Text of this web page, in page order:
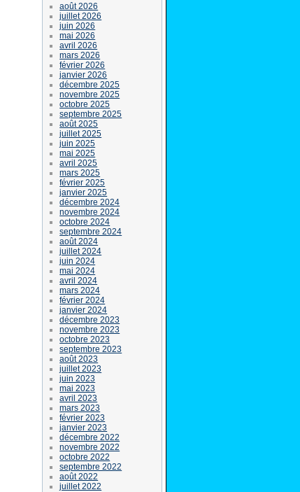
août 2026
juillet 2026
juin 2026
mai 2026
avril 2026
mars 2026
février 2026
janvier 2026
décembre 2025
novembre 2025
octobre 2025
septembre 2025
août 2025
juillet 2025
juin 2025
mai 2025
avril 2025
mars 2025
février 2025
janvier 2025
décembre 2024
novembre 2024
octobre 2024
septembre 2024
août 2024
juillet 2024
juin 2024
mai 2024
avril 2024
mars 2024
février 2024
janvier 2024
décembre 2023
novembre 2023
octobre 2023
septembre 2023
août 2023
juillet 2023
juin 2023
mai 2023
avril 2023
mars 2023
février 2023
janvier 2023
décembre 2022
novembre 2022
octobre 2022
septembre 2022
août 2022
juillet 2022